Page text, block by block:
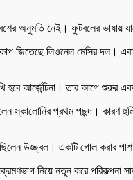
অনুমতি নেই। ফুটবলের
জিতেছে লিওনেল মেসির দল।
হবে আর্জেন্টিনা। তার আগে শুরুর
স্কালোনির প্রথম পছন্দ।
উজ্জ্বল। একটি গোল করার
নিয়ে নতুন করে